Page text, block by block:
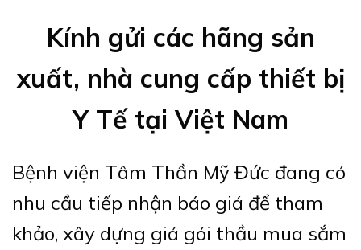
Kính gửi các hãng sản
xuất, nhà cung cấp thiết bị
Y Tế tại Việt Nam
Bệnh viện Tâm Thần Mỹ Đức đang có
nhu cầu tiếp nhận báo giá để tham
khảo, xây dựng giá gói thầu mua sắm